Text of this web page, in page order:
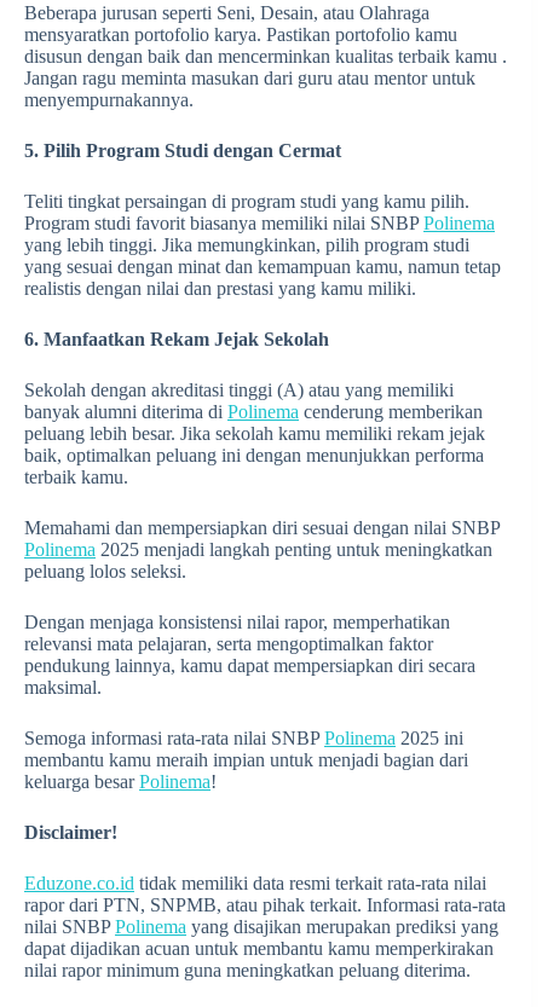
Beberapa jurusan seperti Seni, Desain, atau Olahraga
mensyaratkan portofolio karya. Pastikan portofolio kamu
disusun dengan baik dan mencerminkan kualitas terbaik kamu .
Jangan ragu meminta masukan dari guru atau mentor untuk
menyempurnakannya.
5. Pilih Program Studi dengan Cermat
Teliti tingkat persaingan di program studi yang kamu pilih.
Program studi favorit biasanya memiliki nilai SNBPPolinema
yang lebih tinggi. Jika memungkinkan, pilih program studi
yang sesuai dengan minat dan kemampuan kamu, namun tetap
realistis dengan nilai dan prestasi yang kamu miliki.
6. Manfaatkan Rekam Jejak Sekolah
Sekolah dengan akreditasi tinggi (A) atau yang memiliki
banyak alumni diterima di Polinema cenderung memberikan
peluang lebih besar. Jika sekolah kamu memiliki rekam jejak
baik, optimalkan peluang ini dengan menunjukkan performa
terbaik kamu.
Memahami dan mempersiapkan diri sesuai dengan nilai SNBP
Polinema 2025 menjadi langkah penting untuk meningkatkan
peluang lolos seleksi.
Dengan menjaga konsistensi nilai rapor, memperhatikan
relevansi mata pelajaran, serta mengoptimalkan faktor
pendukung lainnya, kamu dapat mempersiapkan diri secara
maksimal.
Semoga informasi rata-rata nilai SNBPPolinema 2025 ini
membantu kamu meraih impian untuk menjadi bagian dari
keluarga besarPolinema!
Disclaimer!
Eduzone.co.id tidak memiliki data resmi terkait rata-rata nilai
rapor dari PTN, SNPMB, atau pihak terkait. Informasi rata-rata
nilai SNBPPolinema yang disajikan merupakan prediksi yang
dapat dijadikan acuan untuk membantu kamu memperkirakan
nilai rapor minimum guna meningkatkan peluang diterima.